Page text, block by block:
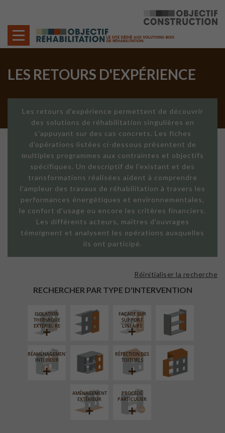
LES RETOURS D'EXPÉRIENCE
Les retours d'expérience permettent de découvrir
des solutions de réhabilitation singulières en
s'appuyant sur des cas concrets. Les fiches
d'opérations listées ci-dessous présentent de
multiples programmes aux contraintes et objectifs
spécifiques. Un descriptif de l'existant et des
transformations réalisées aident à comprendre
l'ampleur des travaux de réhabilitation à travers les
performances énergétiques et environnementales,
le confort d'usage ou encore les critères financiers.
Les différents acteurs, maîtres d'ouvrages
témoignent et analysent les opérations auxquelles
ils ont participé.
RECHERCHER PAR TYPE D'INTERVENTION
Réinitialiser la recherche
ISOLATION
THERMIQUE
EXTÉRIEURE
FAÇADE SUR
SUPPORT
LINÉAIRE
ISOLATION
INTÉRIEURE
RÉAMÉNAGEMENT
INTÉRIEUR
FERMETURE
LOGGIAS
RÉFECTION DES
TOITURES
SURÉLÉVATION
EXTENSION
AMÉNAGEMENT
EXTÉRIEUR
PROCÉDÉ
PARTICULIER